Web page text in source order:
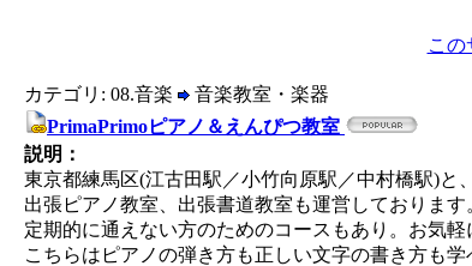
この
カテゴリ: 08.音楽
音楽教室・楽器
PrimaPrimoピアノ＆えんぴつ教室
説明：
東京都練馬区(江古田駅／小竹向原駅／中村橋駅)と
出張ピアノ教室、出張書道教室も運営しております
定期的に通えない方のためのコースもあり。お気
こちらはピアノの弾き方も正しい文字の書き方も学